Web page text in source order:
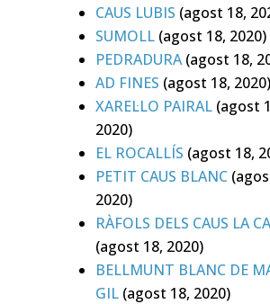
CAUS LUBIS (agost 18,
SUMOLL (agost 18, 2020)
PEDRADURA (agost 18,
AD FINES (agost 18, 2020)
XAREL·LO PAIRAL (agost
2020)
EL ROCALLÍS (agost 18,
PETIT CAUS BLANC
2020)
RÀFOLS DELS CAUS LA
(agost 18, 2020)
BELLMUNT BLANC DE
GIL (agost 18, 2020)